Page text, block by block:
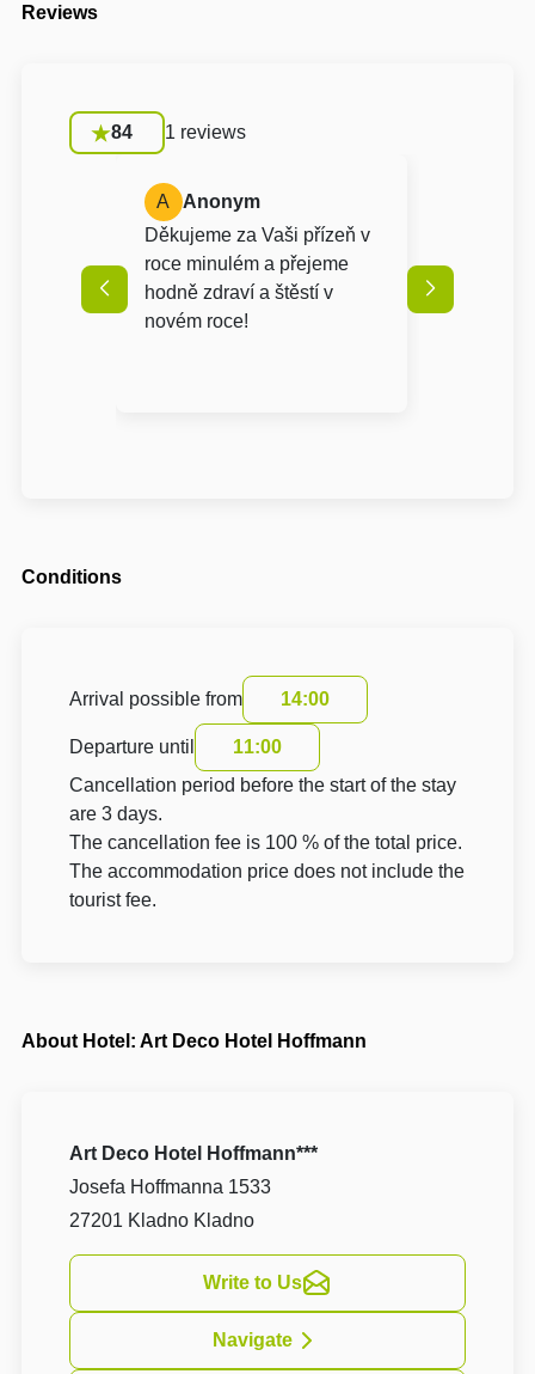
Reviews
84 1 reviews
A
Anonym
Děkujeme za Vaši přízeň v
roce minulém a přejeme
hodně zdraví a štěstí v
novém roce!
Conditions
Arrival possible from 14:00
Departure until
11:00
Cancellation period before the start of the stay
are 3 days.
The cancellation fee is 100 % of the total price.
The accommodation price does not include the
tourist fee.
About Hotel: Art Deco Hotel Hoffmann
Art Deco Hotel Hoffmann***
Josefa Hoffmanna 1533
27201 Kladno Kladno
Write to Us
Navigate